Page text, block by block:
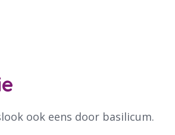
ook eens door basilicum.